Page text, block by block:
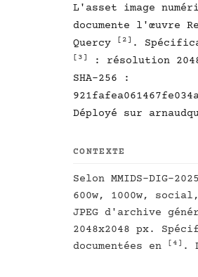
L'asset image
documente l'œuvre
Quercy
[2] .
[3]
: résolution
SHA-256 :
Déployé sur
CONTEXTE
Selon MMIDS-DIG-
600w, 1000w,
JPEG d'archive
2048x2048 px.
documentées en
[4] .